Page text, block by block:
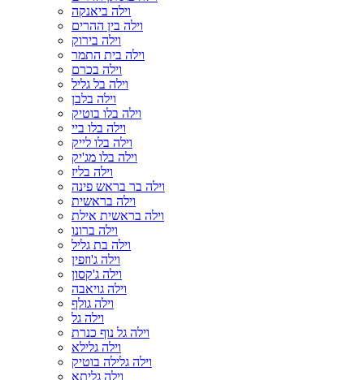
וילה ביאנקה
וילה בין ההרים
וילה בירוק
וילה בית התמר
וילה בכרם
וילה בל גליל
וילה בלבן
וילה בלו בוטיק
וילה בלו ביי
וילה בלו לייק
וילה בלו מג'יק
וילה בליז
וילה בר בראש פינה
וילה בראשית
וילה בראשית אילת
וילה ברונו
וילה בת גליל
וילה ג'וזפין
וילה ג'קסון
וילה גויאבה
וילה גולף
וילה גל
וילה גל נוף כנרת
וילה גלילא
וילה גלילה בוטיק
וילה גליתא